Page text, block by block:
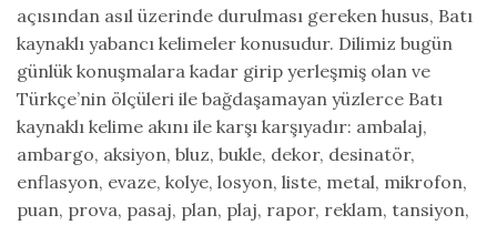
açısından asıl üzerinde durulması gereken husus, Batı
kaynaklı yabancı kelimeler konusudur. Dilimiz bugün
günlük konuşmalara kadar girip yerleşmiş olan ve
Türkçe’nin ölçüleri ile bağdaşamayan yüzlerce Batı
kaynaklı kelime akını ile karşı karşıyadır: ambalaj,
ambargo, aksiyon, bluz, bukle, dekor, desinatör,
enflasyon, evaze, kolye, losyon, liste, metal, mikrofon,
puan, prova, pasaj, plan, plaj, rapor, reklam, tansiyon,